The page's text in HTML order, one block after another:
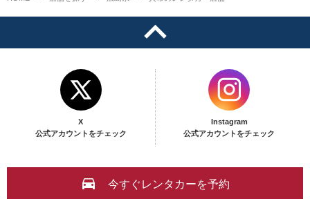
X
公式アカウントをチェック
Instagram
公式アカウントをチェック
今すぐレンタカーを予約